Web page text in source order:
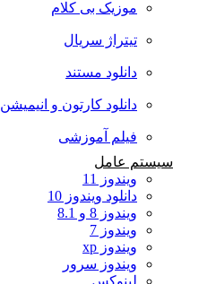
موزیک بی کلام
تیتراژ سریال
دانلود مستند
دانلود کارتون و انیمیشن
فیلم آموزشی
سیستم عامل
ویندوز 11
دانلود ویندوز 10
ویندوز 8 و 8.1
ویندوز 7
ویندوز xp
ویندوز سرور
لینوکس